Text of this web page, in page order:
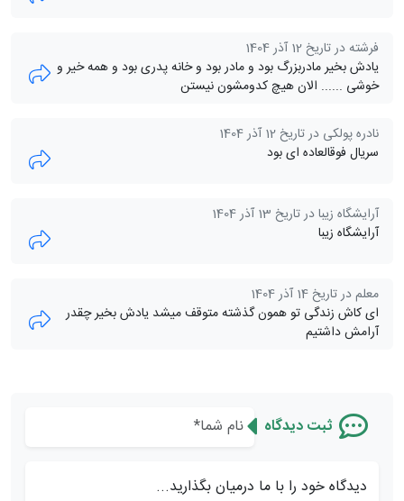
فرشته در تاریخ 12 آذر 1404
یادش بخیر مادربزرگ بود و مادر بود و خانه پدری بود و همه خیر و
خوشی ...... الان هیچ کدومشون نیستن
نادره پولکی در تاریخ 12 آذر 1404
سریال فوقالعاده ای بود
آرایشگاه زیبا در تاریخ 13 آذر 1404
آرایشگاه زیبا
معلم در تاریخ 14 آذر 1404
ای کاش زندگی تو همون گذشته متوقف میشد یادش بخیر چقدر
آرامش داشتیم
ثبت دیدگاه
دیدگاه خود را با ما درمیان بگذارید...